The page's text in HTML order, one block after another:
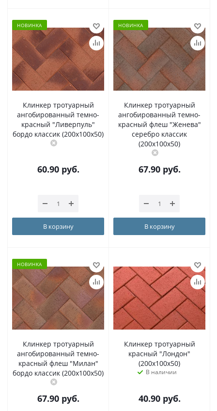
НОВИНКА
Клинкер тротуарный
ангобированный темно-
красный "Ливерпуль"
бордо классик (200x100x50)
60.90руб.
В корзину
НОВИНКА
Клинкер тротуарный
ангобированный темно-
красный флеш "Женева"
серебро классик
(200x100x50)
67.90руб.
В корзину
НОВИНКА
Клинкер тротуарный
ангобированный темно-
красный флеш "Милан"
бордо классик (200x100x50)
67.90руб.
Клинкер тротуарный
красный "Лондон"
(200x100x50)
В наличии
40.90руб.